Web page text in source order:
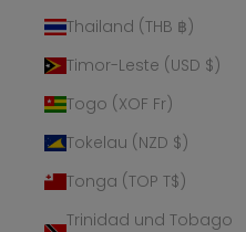
Thailand (THB ฿)
Timor-Leste (USD $)
Togo (XOF Fr)
Tokelau (NZD $)
Tonga (TOP T$)
Trinidad und Tobago